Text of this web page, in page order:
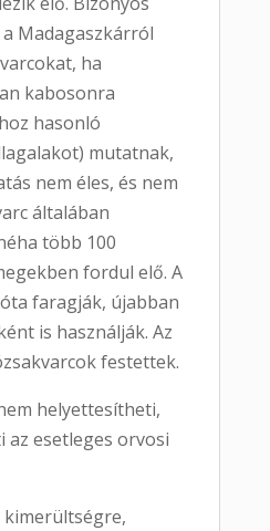
Madagaszkárról
ha
kabosonra
hasonló
mutatnak,
nem éles, és nem
általában
több 100
fordul elő. A
faragják, újabban
is használják. Az
festettek.
helyettesítheti,
az esetleges orvosi